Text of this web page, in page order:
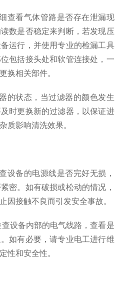
看气体管路是否存在泄漏现
数是否稳定来判断，若发现压
运行，并使用专业的检漏工具
包括接头处和软管连接处，一
换相关部件。
状态，当过滤器的颜色发生
时更换新的过滤器，以保证进
质影响清洗效果。
备的电源线是否完好无损，
密。如有破损或松动的情况，
因接触不良而引发安全事故。
设备内部的电气线路，查看是
如有必要，请专业电工进行维
性和安全性。